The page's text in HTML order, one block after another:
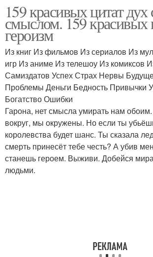
159 красивых цитат дух
смыслом. 159 красивых
героизм
Из книг Из фильмов Из сериалов Из
игр Из аниме Из телешоу Из комиксов
Самиздатов Успех Страх Нервы
Проблемы Деньги Бедность Привычки
Богатство Ошибки
Гарона, нет смысла умирать нам
вокруг, мы окружены. Но если ты
королевства будет шанс. Ты сказала
смерть принесёт тебе честь? А убив
станешь героем. Выживи. Добейся
людьми.